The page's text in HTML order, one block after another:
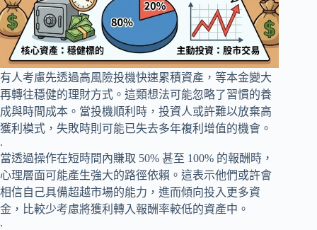
有人考慮先透過高風險投機快速累積資產，等本金變大
再轉往穩健的理財方式。這類想法可能忽略了習慣的養
成與時間成本。當投機順利時，投資人或許難以放棄高
獲利模式，失敗時則可能已失去多年複利增值的機會。
.
當透過操作在短時間內賺取 50% 甚至 100% 的報酬時，
心理層面可能產生強大的路徑依賴。這表示他們或許會
相信自己具備超越市場的能力，進而傾向投入更多資
金，比較少考慮將獲利轉入報酬率較低的資產中。
.